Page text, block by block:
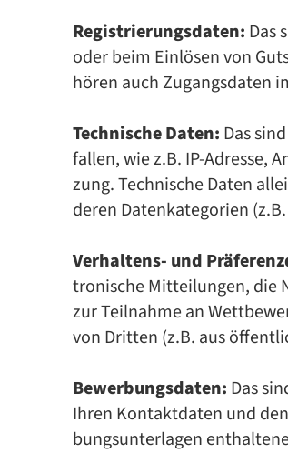
Registrierungsdaten: Das
oder beim Ein­lö­sen von
hö­ren auch Zu­gangs­da­ten
Technische Daten: Das
fal­len, wie z.B. IP-Adres­se,
zung. Tech­ni­sche Da­ten
de­ren Da­ten­ka­te­go­ri­en
Verhaltens- und
tro­ni­sche Mit­tei­lun­gen, die
zur Teil­nah­me an
von Drit­ten (z.B. aus
Bewerbungsdaten: Das
Ih­ren Kon­takt­da­ten und
bungs­un­ter­la­gen